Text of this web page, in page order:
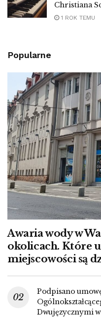
Christiana
1 ROK TEMU
Popularne
Awaria wody w
okolicach. Które
miejscowości są
Podpisano
Dwujęzycznymi